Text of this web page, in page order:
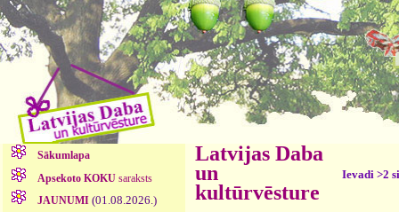
Sākumlapa
Apsekoto KOKUsaraksts
JAUNUMI (01.08.2026.)
Latvijas Daba
un
kultūrvēsture
Ievadi >2